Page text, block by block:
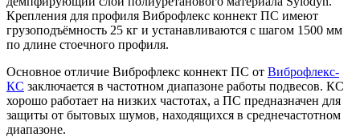
Крепления для профиля Виброфлекс коннект ПС имеют
грузоподъёмность 25 кг и устанавливаются с шагом 1500 мм
по длине стоечного профиля.
Основное отличие Виброфлекс коннект ПС от Виброфлекс-
КС заключается в частотном диапазоне работы подвесов. КС
хорошо работает на низких частотах, а ПС предназначен для
защиты от бытовых шумов, находящихся в среднечастотном
диапазоне.